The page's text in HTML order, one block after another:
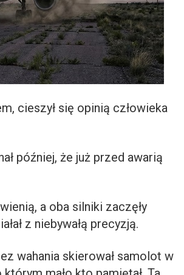
cieszył się opinią człowieka
później, że już przed awarią
a oba silniki zaczęły
z niebywałą precyzją.
wahania skierował samolot w